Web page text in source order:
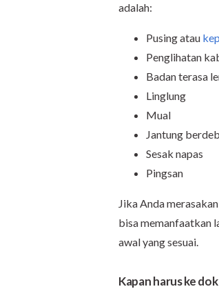
adalah:
Pusing atau
Penglihatan
Badan terasa
Linglung
Mual
Jantung
Sesak napas
Pingsan
Jika Anda
bisa memanfaatkan
awal yang sesuai.
Kapan harus ke